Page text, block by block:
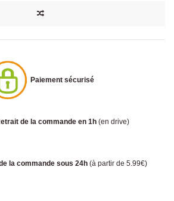
Paiement sécurisé
de la commande en 1h (en drive)
la commande sous 24h (à partir de 5.99€)